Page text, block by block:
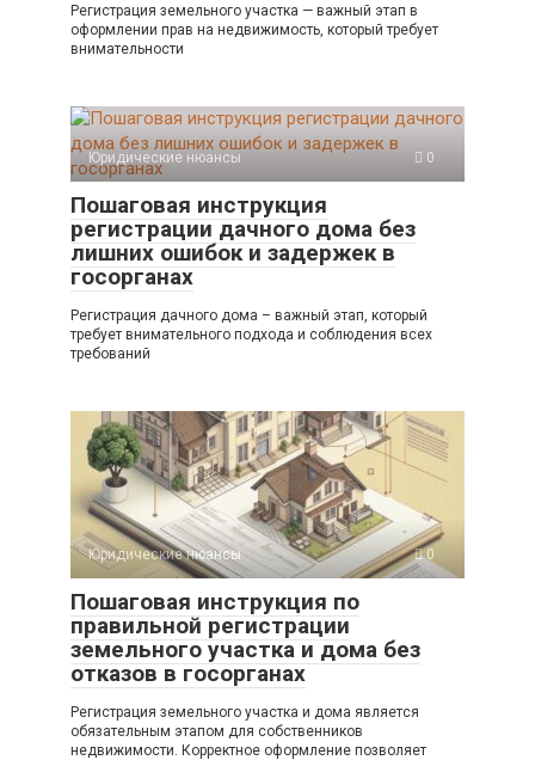
Регистрация земельного участка — важный этап в
оформлении прав на недвижимость, который требует
внимательности
Юридические нюансы 0
Пошаговая инструкция
регистрации дачного дома без
лишних ошибок и задержек в
госорганах
Регистрация дачного дома – важный этап, который
требует внимательного подхода и соблюдения всех
требований
Юридические нюансы 0
Пошаговая инструкция по
правильной регистрации
земельного участка и дома без
отказов в госорганах
Регистрация земельного участка и дома является
обязательным этапом для собственников
недвижимости. Корректное оформление позволяет